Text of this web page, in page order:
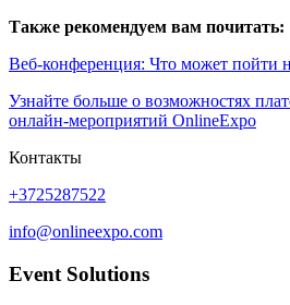
Также рекомендуем вам почитать:
Веб-конференция: Что может пойти
Узнайте больше о возможностях
онлайн-мероприятий OnlineExpo
Контакты
+3725287522
info@onlineexpo.com
Event Solutions